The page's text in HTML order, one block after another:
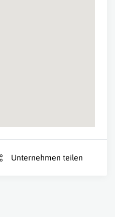
Unternehmen teilen